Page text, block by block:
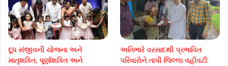
દૂધ સંજીવની યોજના અને
માતૃશક્તિ, પૂર્ણાશક્તિ અને
અતિભારે વરસાદથી પ્રભાવિત
પરિવારોને તાપી જિલ્લા વહીવટી